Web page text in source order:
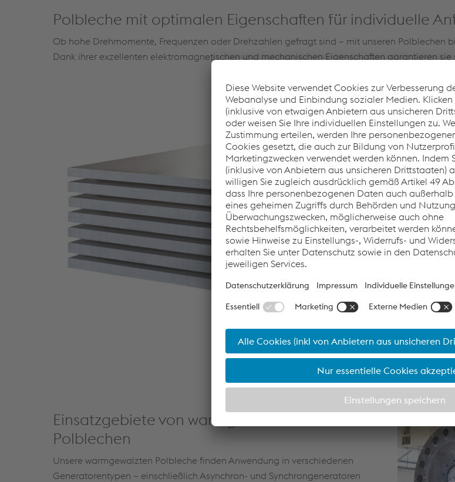
Polbleche mit optimalen Eigenschaften für individuelle
Ob hohe Drehmomente, Frequenzen oder Drehzahlen gefragt sind – mit unseren Polblechen
Dank ihrer exzellenten elektromagnetischen und mechanischen Eigenschaften garantieren
Unsere
Einsatzgebiete von warmgewalzten
Polblechen
Unsere warmgewalzten Polbleche finden Anwendung in verschiedenen
Generatorentypen – einschließlich Asynchron- und Synchrongeneratoren